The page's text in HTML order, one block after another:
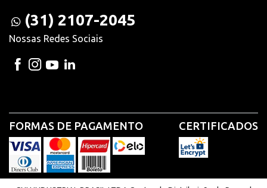
(31) 2107-2045
Nossas Redes Sociais
FORMAS DE PAGAMENTO CERTIFICADOS